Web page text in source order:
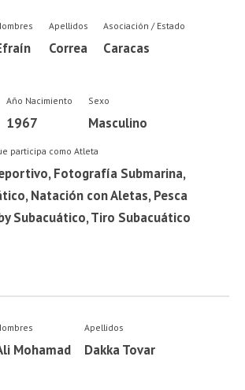
Apellidos
Correa
Asociación / Estado
Caracas
Año Nacimiento
1967
Sexo
Masculino
participa como Atleta
Fotografía Submarina,
Natación con Aletas, Pesca
Subacuático, Tiro Subacuático
Mohamad
Apellidos
Dakka Tovar